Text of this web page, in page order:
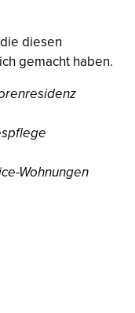
diesen
gemacht haben.
Wohnungen